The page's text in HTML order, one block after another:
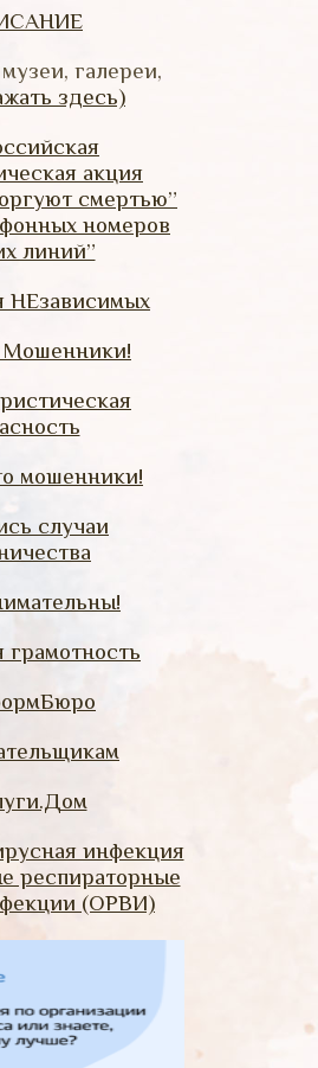
галереи,
здесь)
акция
смертью”
номеров
линий”
НЕзависимых
мошенники!
случаи
грамотность
инфекция
респираторные
(ОРВИ)